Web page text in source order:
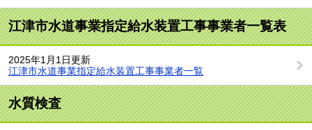
江津市水道事業指定給水装置工事事業者一覧表
2025年1月1日更新
江津市水道事業指定給水装置工事事業者一覧
水質検査